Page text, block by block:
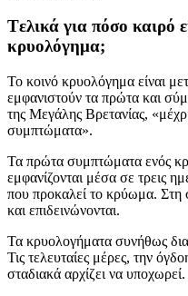
Tελικά για πόσο καιρό
κρυολόγημα;
Το κοινό κρυολόγημα είναι
εμφανιστούν τα πρώτα και
της Μεγάλης Βρετανίας,
συμπτώματα».
Τα πρώτα συμπτώματα ενός
εμφανίζονται μέσα σε τρεις
που προκαλεί το κρύωμα. Στη
και επιδεινώνονται.
Τα κρυολογήματα συνήθως
Τις τελευταίες μέρες, την
σταδιακά αρχίζει να υποχωρεί.